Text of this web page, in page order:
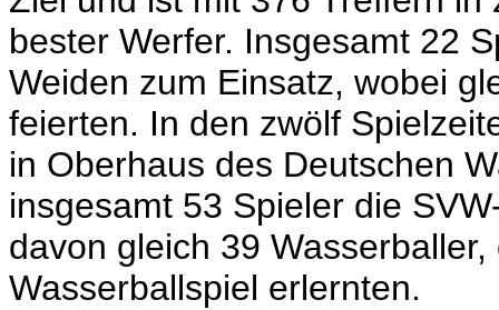
bester Werfer. Insgesamt 22
Weiden zum Einsatz, wobei
feierten. In den zwölf
in Oberhaus des Deutschen
insgesamt 53 Spieler die
davon gleich 39
Wasserballspiel erlernten.